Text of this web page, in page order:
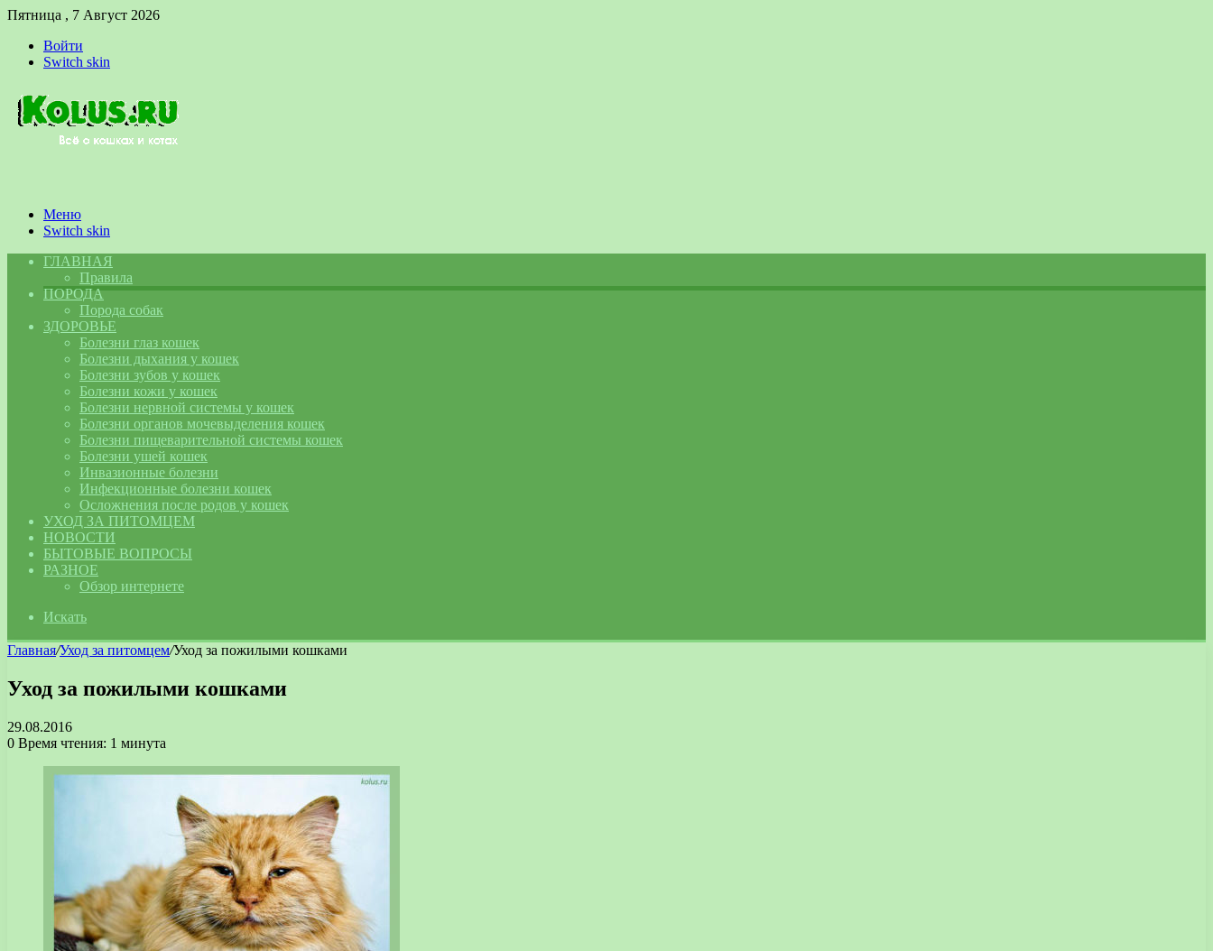
Пятница , 7 Август 2026
Войти
Switch skin
Меню
Switch skin
ГЛАВНАЯ
Правила
ПОРОДА
Порода собак
ЗДОРОВЬЕ
Болезни глаз кошек
Болезни дыхания у кошек
Болезни зубов у кошек
Болезни кожи у кошек
Болезни нервной системы у кошек
Болезни органов мочевыделения кошек
Болезни пищеварительной системы кошек
Болезни ушей кошек
Инвазионные болезни
Инфекционные болезни кошек
Осложнения после родов у кошек
УХОД ЗА ПИТОМЦЕМ
НОВОСТИ
БЫТОВЫЕ ВОПРОСЫ
РАЗНОЕ
Обзор интернете
Искать
Главная/Уход за питомцем/Уход за пожилыми кошками
Уход за пожилыми кошками
29.08.2016
0 Время чтения: 1 минута